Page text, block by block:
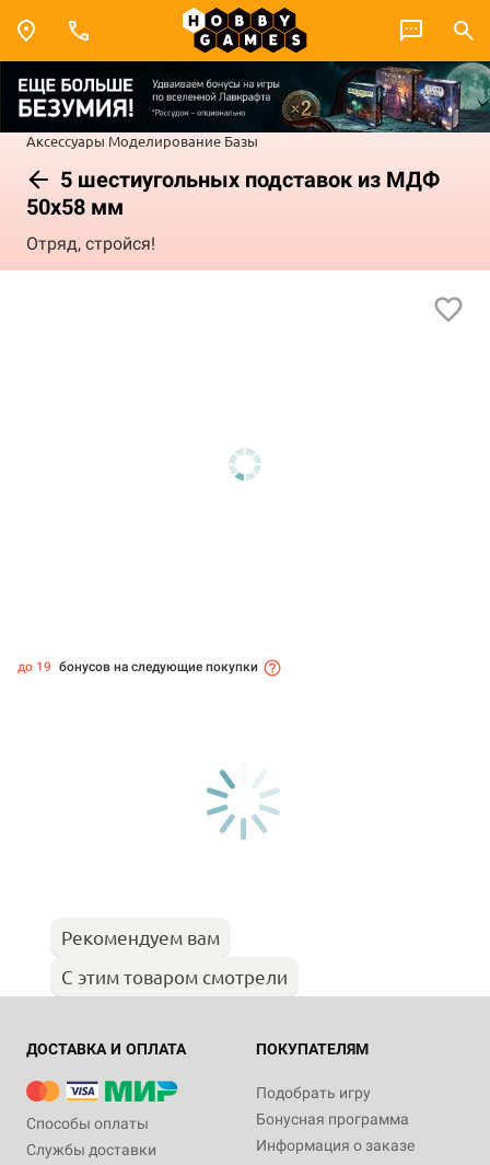
Аксессуары Моделирование Базы
5 шестиугольных подставок из МДФ
50х58 мм
Отряд, стройся!
до 19 бонусов на следующие покупки
Рекомендуем вам
С этим товаром смотрели
ДОСТАВКА И ОПЛАТА
Способы оплаты
Службы доставки
ПОКУПАТЕЛЯМ
Подобрать игру
Бонусная программа
Информация о заказе